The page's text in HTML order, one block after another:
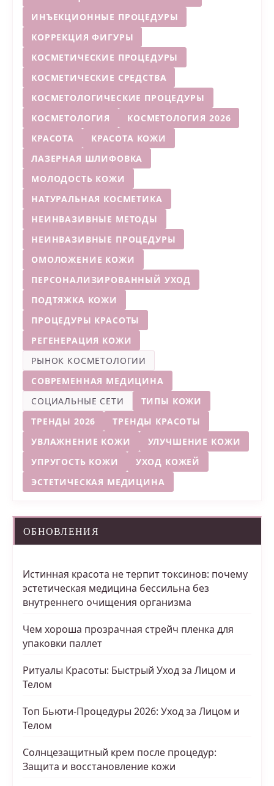
ИНЪЕКЦИОННЫЕ ПРОЦЕДУРЫ
КОРРЕКЦИЯ ФИГУРЫ
КОСМЕТИЧЕСКИЕ ПРОЦЕДУРЫ
КОСМЕТИЧЕСКИЕ СРЕДСТВА
КОСМЕТОЛОГИЧЕСКИЕ ПРОЦЕДУРЫ
КОСМЕТОЛОГИЯ
КОСМЕТОЛОГИЯ 2026
КРАСОТА
КРАСОТА КОЖИ
ЛАЗЕРНАЯ ШЛИФОВКА
МОЛОДОСТЬ КОЖИ
НАТУРАЛЬНАЯ КОСМЕТИКА
НЕИНВАЗИВНЫЕ МЕТОДЫ
НЕИНВАЗИВНЫЕ ПРОЦЕДУРЫ
ОМОЛОЖЕНИЕ КОЖИ
ПЕРСОНАЛИЗИРОВАННЫЙ УХОД
ПОДТЯЖКА КОЖИ
ПРОЦЕДУРЫ КРАСОТЫ
РЕГЕНЕРАЦИЯ КОЖИ
РЫНОК КОСМЕТОЛОГИИ
СОВРЕМЕННАЯ МЕДИЦИНА
СОЦИАЛЬНЫЕ СЕТИ
ТИПЫ КОЖИ
ТРЕНДЫ 2026
ТРЕНДЫ КРАСОТЫ
УВЛАЖНЕНИЕ КОЖИ
УЛУЧШЕНИЕ КОЖИ
УПРУГОСТЬ КОЖИ
УХОД КОЖЕЙ
ЭСТЕТИЧЕСКАЯ МЕДИЦИНА
ОБНОВЛЕНИЯ
Истинная красота не терпит токсинов: почему
эстетическая медицина бессильна без
внутреннего очищения организма
Чем хороша прозрачная стрейч пленка для
упаковки паллет
Ритуалы Красоты: Быстрый Уход за Лицом и
Телом
Топ Бьюти-Процедуры 2026: Уход за Лицом и
Телом
Солнцезащитный крем после процедур:
Защита и восстановление кожи